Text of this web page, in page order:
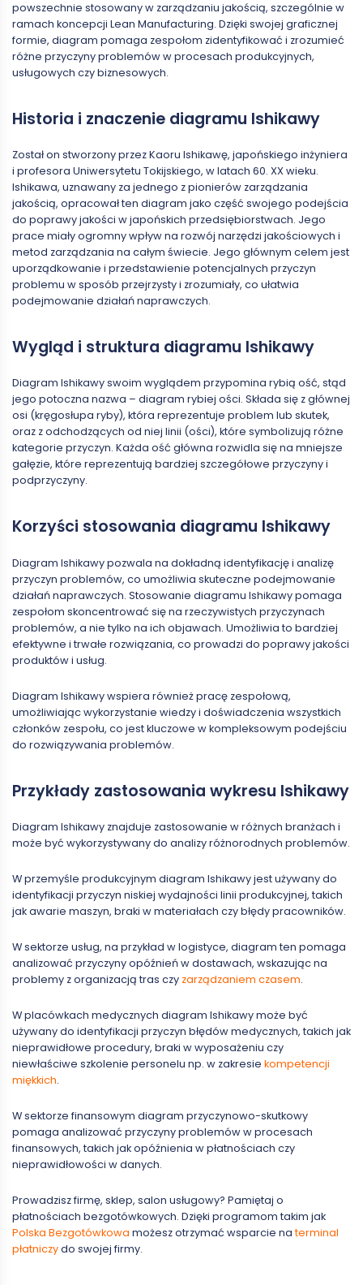
powszechnie stosowany w zarządzaniu jakością, szczególnie w
ramach koncepcji Lean Manufacturing. Dzięki swojej graficznej
formie, diagram pomaga zespołom zidentyfikować i zrozumieć
różne przyczyny problemów w procesach produkcyjnych,
usługowych czy biznesowych.
Historia i znaczenie diagramu Ishikawy
Został on stworzony przez Kaoru Ishikawę, japońskiego inżyniera
i profesora Uniwersytetu Tokijskiego, w latach 60. XX wieku.
Ishikawa, uznawany za jednego z pionierów zarządzania
jakością, opracował ten diagram jako część swojego podejścia
do poprawy jakości w japońskich przedsiębiorstwach. Jego
prace miały ogromny wpływ na rozwój narzędzi jakościowych i
metod zarządzania na całym świecie. Jego głównym celem jest
uporządkowanie i przedstawienie potencjalnych przyczyn
problemu w sposób przejrzysty i zrozumiały, co ułatwia
podejmowanie działań naprawczych.
Wygląd i struktura diagramu Ishikawy
Diagram Ishikawy swoim wyglądem przypomina rybią ość, stąd
jego potoczna nazwa – diagram rybiej ości. Składa się z głównej
osi (kręgosłupa ryby), która reprezentuje problem lub skutek,
oraz z odchodzących od niej linii (ości), które symbolizują różne
kategorie przyczyn. Każda ość główna rozwidla się na mniejsze
gałęzie, które reprezentują bardziej szczegółowe przyczyny i
podprzyczyny.
Korzyści stosowania diagramu Ishikawy
Diagram Ishikawy pozwala na dokładną identyfikację i analizę
przyczyn problemów, co umożliwia skuteczne podejmowanie
działań naprawczych. Stosowanie diagramu Ishikawy pomaga
zespołom skoncentrować się na rzeczywistych przyczynach
problemów, a nie tylko na ich objawach. Umożliwia to bardziej
efektywne i trwałe rozwiązania, co prowadzi do poprawy jakości
produktów i usług.
Diagram Ishikawy wspiera również pracę zespołową,
umożliwiając wykorzystanie wiedzy i doświadczenia wszystkich
członków zespołu, co jest kluczowe w kompleksowym podejściu
do rozwiązywania problemów.
Przykłady zastosowania wykresu Ishikawy
Diagram Ishikawy znajduje zastosowanie w różnych branżach i
może być wykorzystywany do analizy różnorodnych problemów.
W przemyśle produkcyjnym diagram Ishikawy jest używany do
identyfikacji przyczyn niskiej wydajności linii produkcyjnej, takich
jak awarie maszyn, braki w materiałach czy błędy pracowników.
W sektorze usług, na przykład w logistyce, diagram ten pomaga
analizować przyczyny opóźnień w dostawach, wskazując na
problemy z organizacją tras czy zarządzaniem czasem.
W placówkach medycznych diagram Ishikawy może być
używany do identyfikacji przyczyn błędów medycznych, takich jak
nieprawidłowe procedury, braki w wyposażeniu czy
niewłaściwe szkolenie personelu np. w zakresie kompetencji
miękkich.
W sektorze finansowym diagram przyczynowo-skutkowy
pomaga analizować przyczyny problemów w procesach
finansowych, takich jak opóźnienia w płatnościach czy
nieprawidłowości w danych.
Prowadzisz firmę, sklep, salon usługowy? Pamiętaj o
płatnościach bezgotówkowych. Dzięki programom takim jak
Polska Bezgotówkowa możesz otrzymać wsparcie naterminal
płatniczydo swojej firmy.